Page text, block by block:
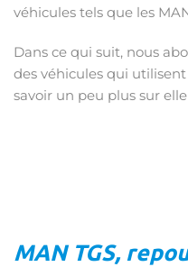
véhicules tels que les
Dans ce qui suit, nous
des véhicules qui
savoir un peu plus sur
MAN TGS,